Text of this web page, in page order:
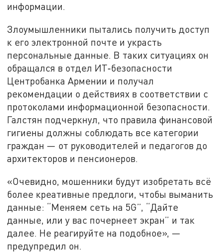
информации.
Злоумышленники пытались получить доступ
к его электронной почте и украсть
персональные данные. В таких ситуациях он
обращался в отдел ИТ‑безопасности
Центробанка Армении и получал
рекомендации о действиях в соответствии с
протоколами информационной безопасности.
Галстян подчеркнул, что правила финансовой
гигиены должны соблюдать все категории
граждан — от руководителей и педагогов до
архитекторов и пенсионеров.
«Очевидно, мошенники будут изобретать всё
более креативные предлоги, чтобы выманить
данные: “Меняем сеть на 5G”, “Дайте
данные, или у вас почернеет экран” и так
далее. Не реагируйте на подобное», —
предупредил он.